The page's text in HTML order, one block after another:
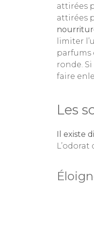
attirées
attirées
limiter
parfums
ronde.
faire
Les
Il existe